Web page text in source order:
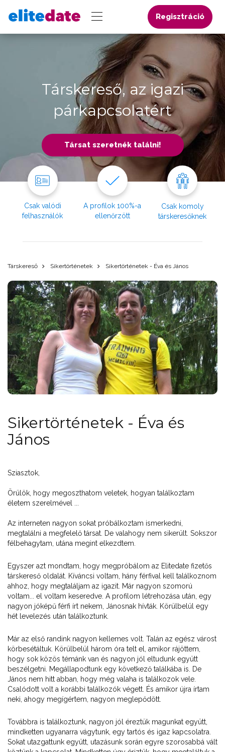
Regisztráció
Társkereső, az igazi
párkapcsolatért
Társat szeretnék találni!
Csak valódi
felhasználók
A profilok 100%-a
ellenőrzött
Csak komoly
társkeresőknek
Társkereső Sikertörténetek Sikertörténetek - Éva és János
Sikertörténetek - Éva és
János
Sziasztok,
Örülök, hogy megoszthatom veletek, hogyan találkoztam
életem szerelmével ...
Az interneten nagyon sokat próbálkoztam ismerkedni,
megtalálni a megfelelő társat. De valahogy nem sikerült. Sokszor
félbehagytam, utána megint elkezdtem.
Egyszer azt mondtam, hogy megpróbálom az Elitedate fizetős
társkereső oldalát. Kíváncsi voltam, hány férfival kell találkoznom
ahhoz, hogy megtaláljam az igazit. Már nagyon szomorú
voltam... el voltam keseredve. A profilom létrehozása után, egy
nagyon jóképű férfi írt nekem, Jánosnak hívták. Körülbelül egy
hét levelezés után találkoztunk.
Már az első randink nagyon kellemes volt. Talán az egész várost
körbesétáltuk. Körülbelül három óra telt el, amikor rájöttem,
hogy sok közös témánk van és nagyon jól eltudunk együtt
beszélgetni. Megállapodtunk egy következő találkába is. De
János nem hitt abban, hogy még valaha is találkozok vele.
Csalódott volt a korábbi találkozók végett. És amikor újra írtam
neki, ahogy megígértem, nagyon meglepődött.
Továbbra is találkoztunk, nagyon jól éreztük magunkat együtt,
mindketten ugyanarra vágytunk, egy tartós és igaz kapcsolatra.
Sokat utazgattunk együtt, utazásunk során egyre szorosabbá vált